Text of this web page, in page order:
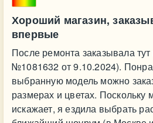
Хороший магазин,
впервые
После ремонта заказывала
№1081632 от 9.10.2024).
выбранную модель можно
размерах и цветах. Поскольку
искажает, я ездила выбрать